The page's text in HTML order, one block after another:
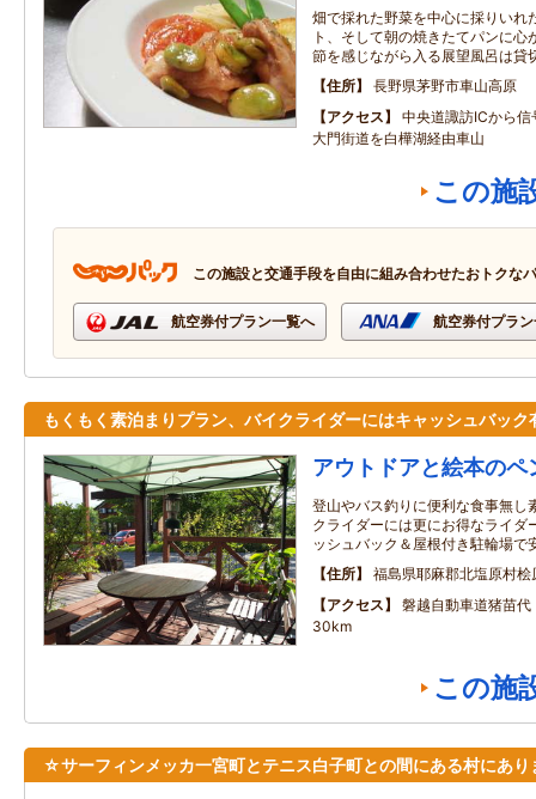
畑で採れた野菜を中心に採りいれ
ト、そして朝の焼きたてパンに
節を感じながら入る展望風呂は貸
住所
長野県茅野市車山高原
アクセス
中央道諏訪ICから
大門街道を白樺湖経由車山
この施
この施設と交通手段を自由に組み合わせたおトクな
航空券付プラン一覧へ 航空券付プラ
もくもく素泊まりプラン、バイクライダーにはキャッシュバック
アウトドアと絵本の
登山やバス釣りに便利な食事無し
クライダーには更にお得なライダ
ッシュバック＆屋根付き駐輪場で
住所
福島県耶麻郡北塩原村桧
アクセス
磐越自動車道猪苗
30km
この施
☆サーフィンメッカ一宮町とテニス白子町との間にある村にあり